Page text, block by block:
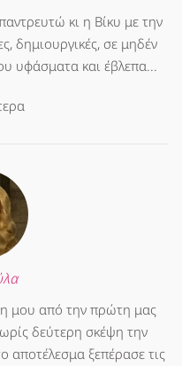
κι η Βίκυ με την
δημιουργικές, σε μηδέν
υφάσματα και έβλεπα...
μου από την πρώτη μας
δεύτερη σκέψη την
αποτέλεσμα ξεπέρασε τις